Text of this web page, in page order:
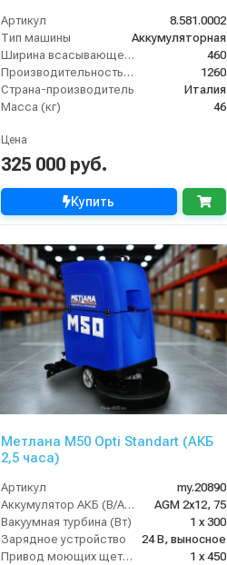
Артикул
8.581.0002
Тип машины
Аккумуляторная
Ширина всасывающей балки (мм)
460
Производительность по площади (м2/ч)
1260
Страна-производитель
Италия
Масса (кг)
46
Цена
325 000 руб.
Купить
Метлана М50 Opti Standart (АКБ
2,5 часа)
Артикул
my.20890
Аккумулятор АКБ (В/А·ч)
AGM 2х12, 75
Вакуумная турбина (Вт)
1 х 300
Зарядное устройство
24 В, выносное
Привод моющих щеток (Вт)
1 х 450